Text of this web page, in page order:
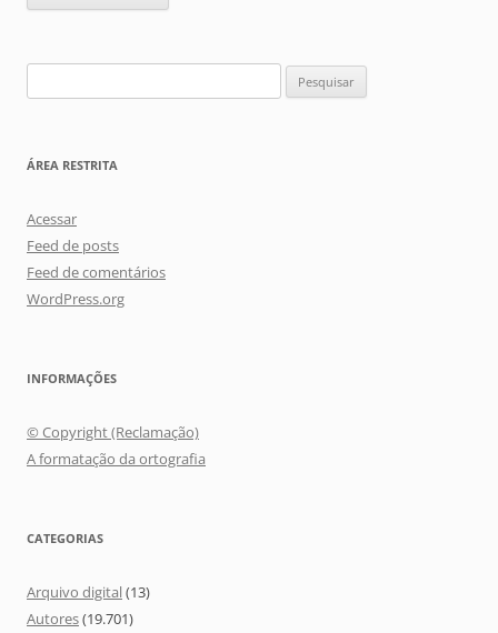
por:
ÁREA RESTRITA
Acessar
Feed de posts
Feed de comentários
WordPress.org
INFORMAÇÕES
© Copyright (Reclamação)
A formatação da ortografia
CATEGORIAS
Arquivo digital(13)
Autores(19.701)